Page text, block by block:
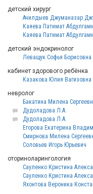
детский хирург
Ачилдыев Джуманазар
Каяева Патимат
Каяева Патимат
детский эндокринолог
Леващук Софья Борисовна
кабинет здорового ребёнка
Казакова Юлия Вагизовна
невролог
Бакатина Милена
Дудоладова Л.А.
Дудоладова Л.А.
Егорова Екатерина
Смирнова Милена
Соловьев Игорь Юрьевич
оториноларингология
Сауленко Кристина
Сауленко Кристина
Яхонтова Вероника